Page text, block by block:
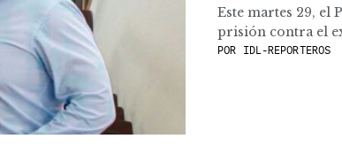
Este martes 29, el
prisión contra el
POR IDL-REPORTEROS